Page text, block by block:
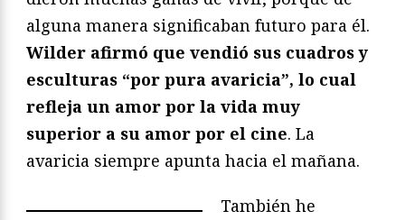
alguna manera significaban futuro para él.
Wilder afirmó que vendió sus cuadros y
esculturas “por pura avaricia”, lo cual
refleja un amor por la vida muy
superior a su amor por el cine. La
avaricia siempre apunta hacia el mañana.
También he